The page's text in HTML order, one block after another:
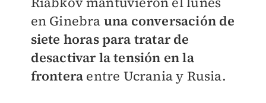
en Ginebra una conversación de
siete horas para tratar de
desactivar la tensión en la
frontera entre Ucrania y Rusia.